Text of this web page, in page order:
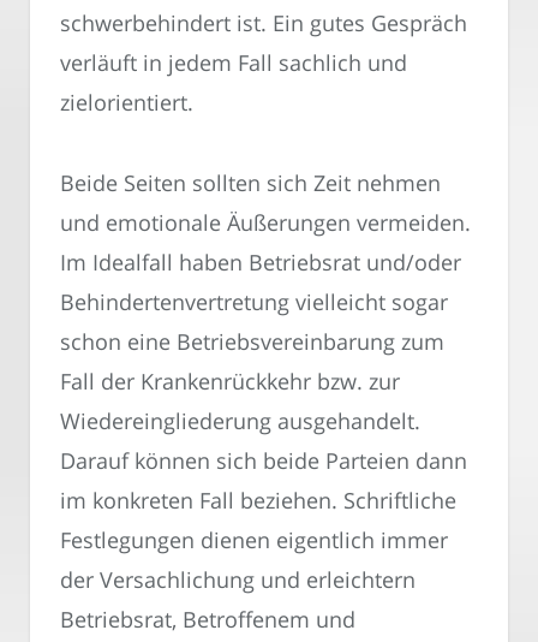
schwerbehindert ist. Ein gutes Gespräch
verläuft in jedem Fall sachlich und
zielorientiert.
Beide Seiten sollten sich Zeit nehmen
und emotionale Äußerungen vermeiden.
Im Idealfall haben Betriebsrat und/oder
Behindertenvertretung vielleicht sogar
schon eine Betriebsvereinbarung zum
Fall der Krankenrückkehr bzw. zur
Wiedereingliederung ausgehandelt.
Darauf können sich beide Parteien dann
im konkreten Fall beziehen. Schriftliche
Festlegungen dienen eigentlich immer
der Versachlichung und erleichtern
Betriebsrat, Betroffenem und